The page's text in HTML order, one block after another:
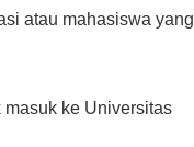
atau mahasiswa yang
ke Universitas